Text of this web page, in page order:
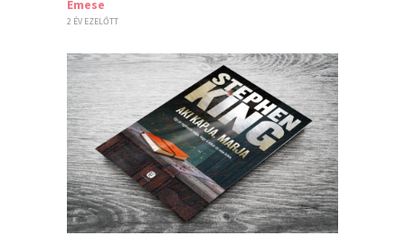
Emese
2 ÉV EZELŐTT